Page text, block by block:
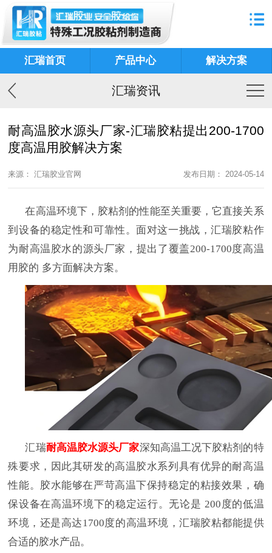
汇瑞首页 产品中心 解决方案
汇瑞资讯
耐高温胶水源头厂家-汇瑞胶粘提出200-1700
度高温用胶解决方案
来源： 汇瑞胶业官网 发布日期： 2024-05-14
在高温环境下，胶粘剂的性能至关重要，它直接关系
到设备的稳定性和可靠性。面对这一挑战，汇瑞胶粘作
为耐高温胶水的源头厂家，提出了覆盖200-1700度高温
用胶的 多方面解决方案。
汇瑞耐高温胶水源头厂家深知高温工况下胶粘剂的特
殊要求，因此其研发的高温胶水系列具有优异的耐高温
性能。胶水能够在严苛高温下保持稳定的粘接效果，确
保设备在高温环境下的稳定运行。无论是 200 度的低温
环境，还是高达1700度的高温环境，汇瑞胶粘都能提供
合适的胶水产品。